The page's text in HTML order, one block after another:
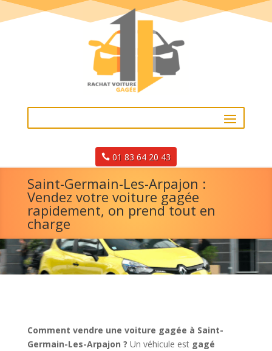
01 83 64 20 43
Saint-Germain-Les-Arpajon :
Vendez votre voiture gagée
rapidement, on prend tout en
charge
Comment vendre une voiture gagée à Saint-
Germain-Les-Arpajon ? Un véhicule est gagé